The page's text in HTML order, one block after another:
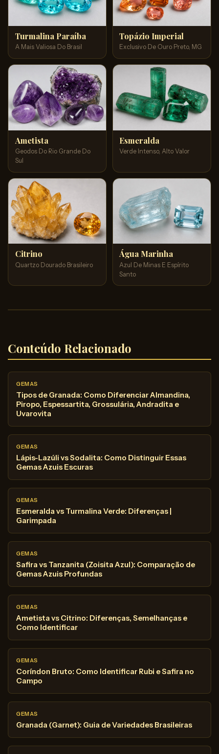
Turmalina Paraíba
A Mais Valiosa Do Brasil
Topázio Imperial
Exclusivo De Ouro Preto, MG
Ametista
Geodos Do Rio Grande Do
Sul
Esmeralda
Verde Intenso, Alto Valor
Citrino
Quartzo Dourado Brasileiro
Água Marinha
Azul De Minas E Espírito
Santo
Conteúdo Relacionado
GEMAS
Tipos de Granada: Como Diferenciar Almandina,
Piropo, Espessartita, Grossulária, Andradita e
Uvarovita
GEMAS
Lápis-Lazúli vs Sodalita: Como Distinguir Essas
Gemas Azuis Escuras
GEMAS
Esmeralda vs Turmalina Verde: Diferenças |
Garimpada
GEMAS
Safira vs Tanzanita (Zoisita Azul): Comparação de
Gemas Azuis Profundas
GEMAS
Ametista vs Citrino: Diferenças, Semelhanças e
Como Identificar
GEMAS
Coríndon Bruto: Como Identificar Rubi e Safira no
Campo
GEMAS
Granada (Garnet): Guia de Variedades Brasileiras